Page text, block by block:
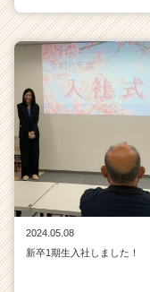
2024.05.08
新卒1期生入社しました！